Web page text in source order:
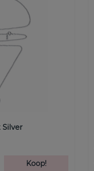
Silver
Koop!